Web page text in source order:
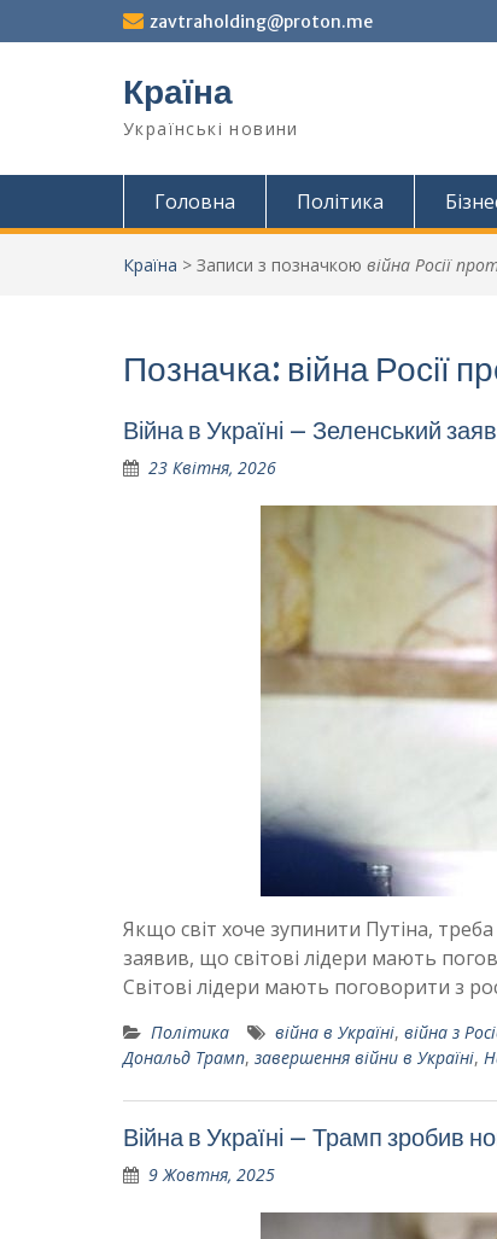
до
zavtraholding@proton.me
Країна
Українські новини
Головна Політика
Країна > Записи з позначкою війна Росії
Позначка: війна Росії
Війна в Україні – Зеленський
23 Квітня, 2026
Якщо світ хоче зупинити Путіна,
заявив, що світові лідери мають
Світові лідери мають поговорити з
Політика війна в Україні, війна з
Дональд Трамп, завершення війни в Україні,
Війна в Україні – Трамп зробив
9 Жовтня, 2025